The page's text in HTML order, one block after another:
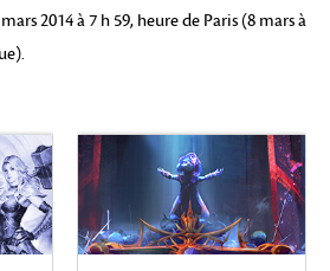
2014 à 7 h 59, heure de Paris (8 mars à